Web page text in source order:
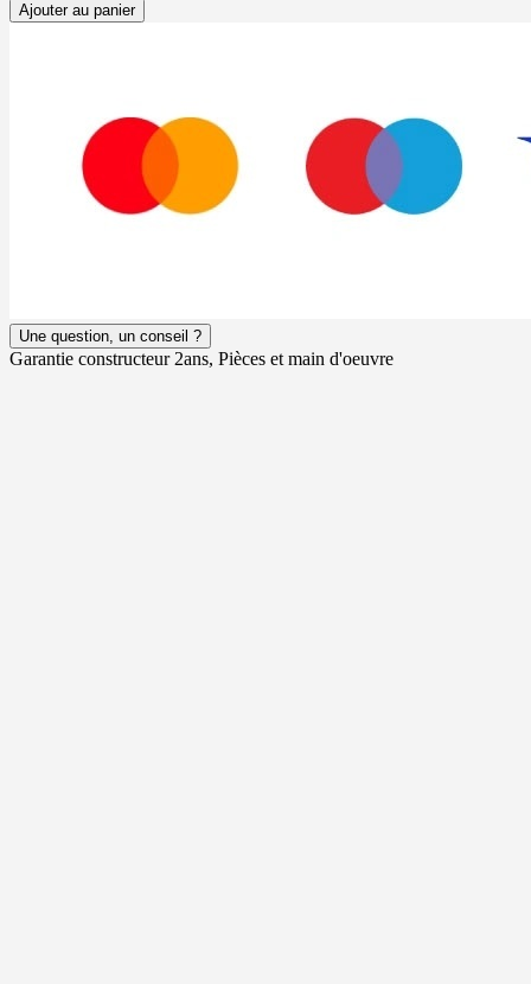
Ajouter au panier
Une question, un conseil ?
Garantie constructeur 2ans, Pièces et main d'oeuvre